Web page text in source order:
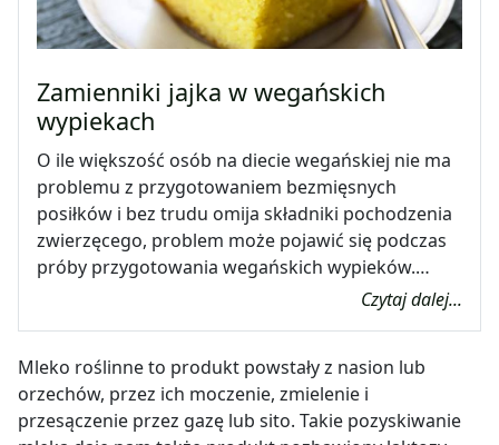
Zamienniki jajka w wegańskich
wypiekach
O ile większość osób na diecie wegańskiej nie ma
problemu z przygotowaniem bezmięsnych
posiłków i bez trudu omija składniki pochodzenia
zwierzęcego, problem może pojawić się podczas
próby przygotowania wegańskich wypieków.…
Czytaj dalej...
Mleko roślinne to produkt powstały z nasion lub
orzechów, przez ich moczenie, zmielenie i
przesączenie przez gazę lub sito. Takie pozyskiwanie